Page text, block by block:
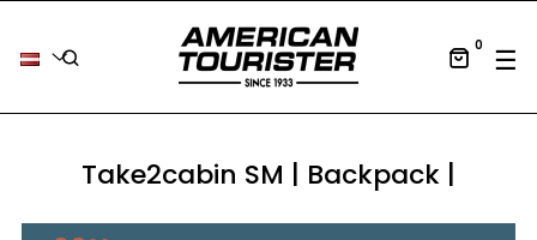
0 ☰
Take2cabin SM | Backpack |